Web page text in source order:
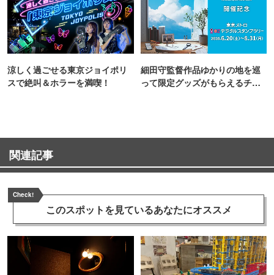
涼しく過ごせる東京ジョイポリ
スで絶叫＆ホラーを満喫！
細田守監督作品ゆかりの地を巡
って限定グッズがもらえるチャ
関連記事
Check!
このスポットを見ているあなたにオススメ